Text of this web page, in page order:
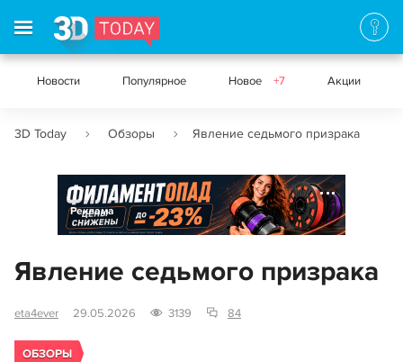
Новости Популярное Новое +7 Акции
3D Today Обзоры Явление седьмого призрака
Реклама
Явление седьмого призрака
eta4ever 29.05.2026 3139 84
ОБЗОРЫ